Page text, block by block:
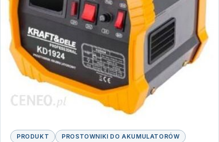
PRODUKT PROSTOWNIKI DO AKUMULATORÓW